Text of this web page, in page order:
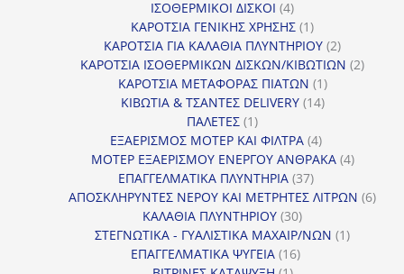
ΙΣΟΘΕΡΜΙΚΟΙ ΔΙΣΚΟΙ 44
προϊόντα
ΚΑΡΟΤΣΙΑ ΓΕΝΙΚΗΣ ΧΡΗΣΗΣ 11
προϊόν
ΚΑΡΟΤΣΙΑ ΓΙΑ ΚΑΛΑΘΙΑ ΠΛΥΝΤΗΡΙΟΥ 22
προϊόντα
ΚΑΡΟΤΣΙΑ ΙΣΟΘΕΡΜΙΚΩΝ ΔΙΣΚΩΝ/ΚΙΒΩΤΙΩΝ 22
ΚΑΡΟΤΣΙΑ ΜΕΤΑΦΟΡΑΣ ΠΙΑΤΩΝ 11
προϊόν
ΚΙΒΩΤΙΑ & ΤΣΑΝΤΕΣ DELIVERY 1414
ΠΑΛΕΤΕΣ 11
προϊόν
ΕΞΑΕΡΙΣΜΟΣ ΜΟΤΕΡ ΚΑΙ ΦΙΛΤΡΑ 44
προϊόντα
ΜΟΤΕΡ ΕΞΑΕΡΙΣΜΟΥ ΕΝΕΡΓΟΥ ΑΝΘΡΑΚΑ 44
ΕΠΑΓΓΕΛΜΑΤΙΚΑ ΠΛΥΝΤΗΡΙΑ 3737
προϊόντα
ΑΠΟΣΚΛΗΡΥΝΤΕΣ ΝΕΡΟΥ ΚΑΙ ΜΕΤΡΗΤΕΣ ΛΙΤΡΩΝ 66
ΚΑΛΑΘΙΑ ΠΛΥΝΤΗΡΙΟΥ 3030
προϊόντα
ΣΤΕΓΝΩΤΙΚΑ - ΓΥΑΛΙΣΤΙΚΑ ΜΑΧΑΙΡ/ΝΩΝ 11
ΕΠΑΓΓΕΛΜΑΤΙΚΑ ΨΥΓΕΙΑ 1616